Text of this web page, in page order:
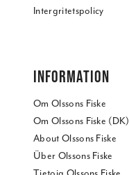
Intergritetspolicy
INFORMATION
Om Olssons Fiske
Om Olssons Fiske (DK)
About Olssons Fiske
Über Olssons Fiske